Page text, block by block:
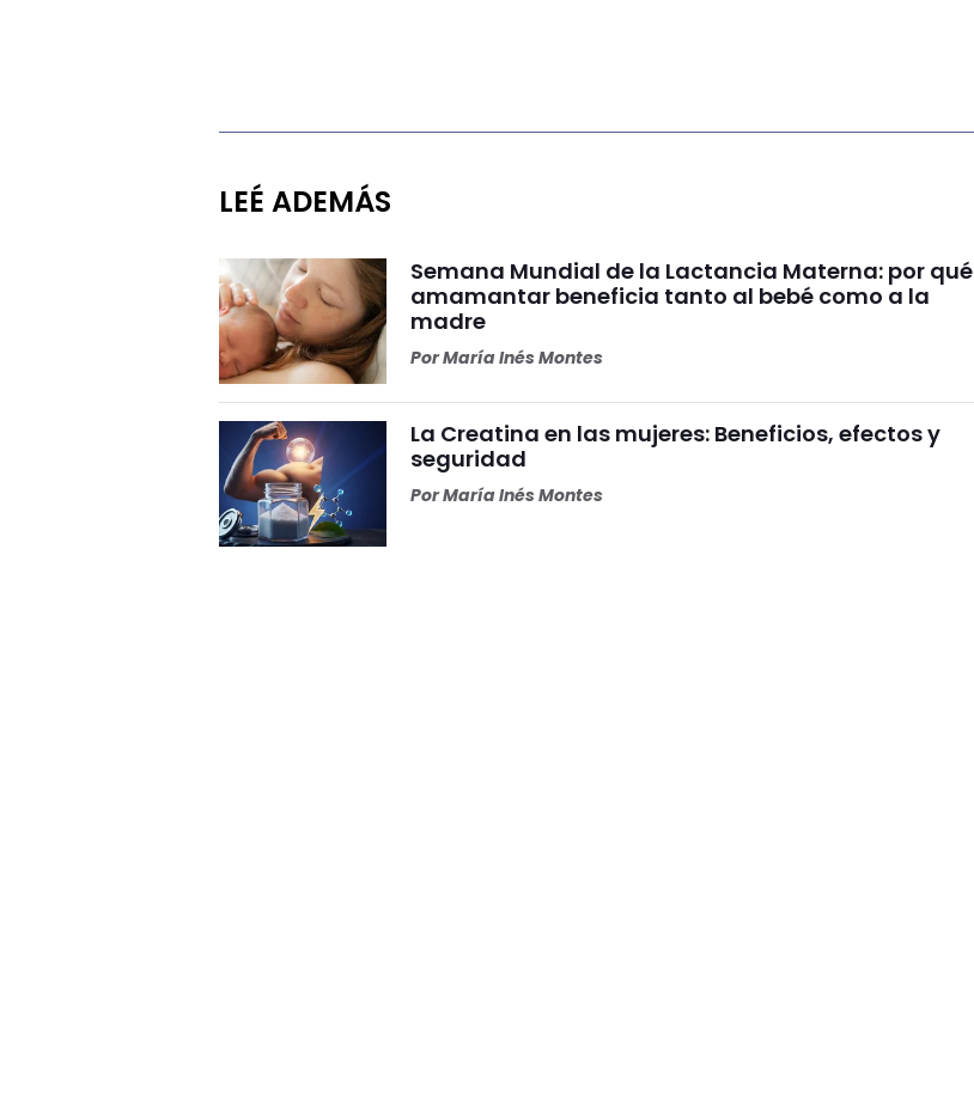
LEÉ ADEMÁS
Semana Mundial de la Lactancia Materna: por qué
amamantar beneficia tanto al bebé como a la
madre
PorMaría Inés Montes
La Creatina en las mujeres: Beneficios, efectos y
seguridad
PorMaría Inés Montes